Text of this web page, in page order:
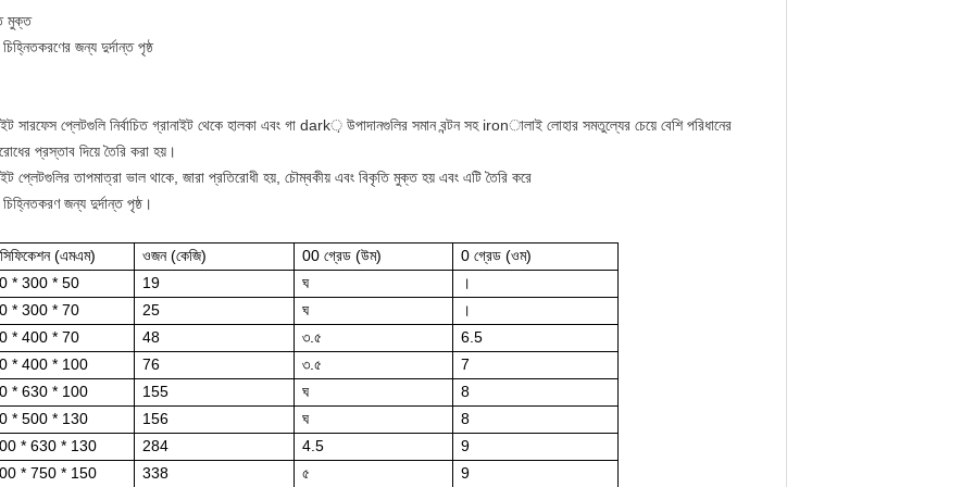
মুক্ত
জন্য দুর্দান্ত পৃষ্ঠ
সারফেস প্লেটগুলি নির্বাচিত গ্রানাইট থেকে হালকা এবং গা dark় উপাদানগুলির সমান বন্টন সহ ironালাই লোহার সমতুল্যের চেয়ে বেশি পরিধানের
প্রস্তাব দিয়ে তৈরি করা হয়।
প্লেটগুলির তাপমাত্রা ভাল থাকে, জারা প্রতিরোধী হয়, চৌম্বকীয় এবং বিকৃতি মুক্ত হয় এবং এটি তৈরি করে
জন্য দুর্দান্ত পৃষ্ঠ।
(এমএম) ওজন (কেজি) 00 গ্রেড (উম)
0 গ্রেড (ওম)
* 300 * 50
19 ঘ
।
* 300 * 70
25 ঘ
।
* 400 * 70
48 ৩.৫
6.5
* 400 * 100
76 ৩.৫
7
* 630 * 100
155 ঘ
8
* 500 * 130
156 ঘ
8
* 630 * 130
284 4.5
9
* 750 * 150
338 ৫ 9